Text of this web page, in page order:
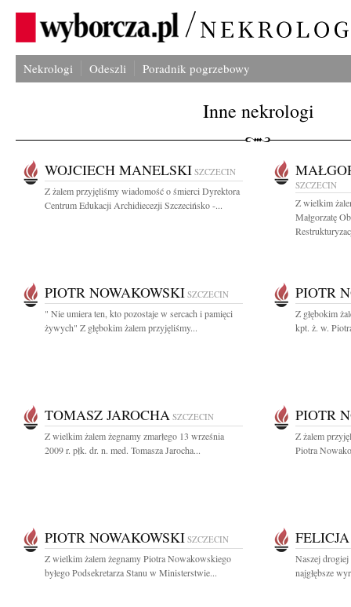
Nekrologi Odeszli Poradnik pogrzebowy
Inne nekrologi
WOJCIECH MANELSKI SZCZECIN
Z żalem przyjęliśmy wiadomość o śmierci Dyrektora
Centrum Edukacji Archidiecezji Szczecińsko -...
SZCZECIN
Z wielkim
Małgorzatę
PIOTR NOWAKOWSKI SZCZECIN
" Nie umiera ten, kto pozostaje w sercach i pamięci
żywych" Z głębokim żalem przyjęliśmy...
PIOTR
Z głębokim
kpt. ż. w.
TOMASZ JAROCHA SZCZECIN
Z wielkim żalem żegnamy zmarłego 13 września
2009 r. płk. dr. n. med. Tomasza Jarocha...
PIOTR
Z żalem
Piotra
PIOTR NOWAKOWSKI SZCZECIN
Z wielkim żalem żegnamy Piotra Nowakowskiego
byłego Podsekretarza Stanu w Ministerstwie...
Naszej
najgłębsze